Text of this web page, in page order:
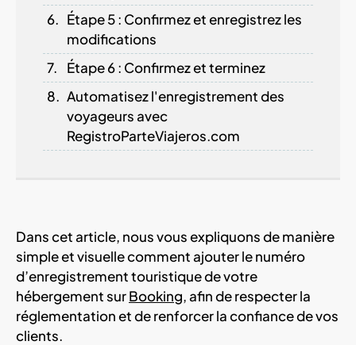
Étape 5 : Confirmez et enregistrez les
modifications
Étape 6 : Confirmez et terminez
Automatisez l'enregistrement des
voyageurs avec
RegistroParteViajeros.com
Dans cet article, nous vous expliquons de manière
simple et visuelle comment ajouter le numéro
d’enregistrement touristique de votre
hébergement surBooking, afin de respecter la
réglementation et de renforcer la confiance de vos
clients.